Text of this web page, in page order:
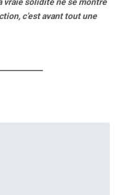
vraie solidité ne se montre
c’est avant tout une